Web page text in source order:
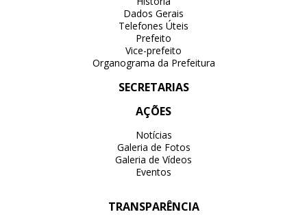
Dados Gerais
Telefones Úteis
Prefeito
Vice-prefeito
Organograma da Prefeitura
SECRETARIAS
AÇÕES
Notícias
Galeria de Fotos
Galeria de Vídeos
Eventos
TRANSPARÊNCIA